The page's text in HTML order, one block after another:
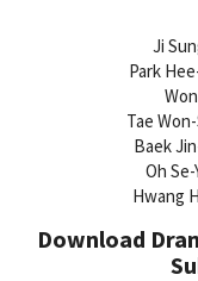
Ji
Park
Tae
Baek
Oh
Hwang
Download